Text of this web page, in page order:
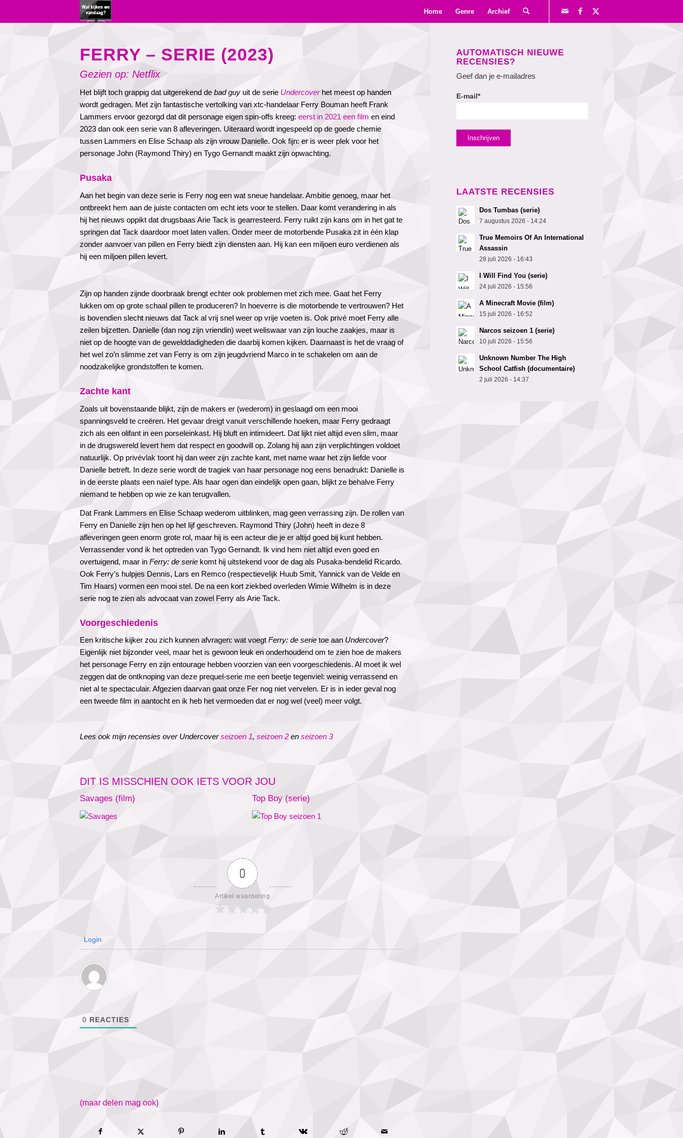
Home Genre Archief
FERRY – SERIE (2023)
Gezien op: Netflix
Het blijft toch grappig dat uitgerekend de bad guy uit de serie Undercoverhet meest op handen
wordt gedragen. Met zijn fantastische vertolking van xtc-handelaar Ferry Bouman heeft Frank
Lammers ervoor gezorgd dat dit personage eigen spin-offs kreeg: eerst in 2021 een film en eind
2023 dan ook een serie van 8 afleveringen. Uiteraard wordt ingespeeld op de goede chemie
tussen Lammers en Elise Schaap als zijn vrouw Danielle. Ook fijn: er is weer plek voor het
personage John (Raymond Thiry) en Tygo Gernandt maakt zijn opwachting.
Pusaka
Aan het begin van deze serie is Ferry nog een wat sneue handelaar. Ambitie genoeg, maar het
ontbreekt hem aan de juiste contacten om echt iets voor te stellen. Daar komt verandering in als
hij het nieuws oppikt dat drugsbaas Arie Tack is gearresteerd. Ferry ruikt zijn kans om in het gat te
springen dat Tack daardoor moet laten vallen. Onder meer de motorbende Pusaka zit in één klap
zonder aanvoer van pillen en Ferry biedt zijn diensten aan. Hij kan een miljoen euro verdienen als
hij een miljoen pillen levert.
Zijn op handen zijnde doorbraak brengt echter ook problemen met zich mee. Gaat het Ferry
lukken om op grote schaal pillen te produceren? In hoeverre is die motorbende te vertrouwen? Het
is bovendien slecht nieuws dat Tack al vrij snel weer op vrije voeten is. Ook privé moet Ferry alle
zeilen bijzetten. Danielle (dan nog zijn vriendin) weet weliswaar van zijn louche zaakjes, maar is
niet op de hoogte van de gewelddadigheden die daarbij komen kijken. Daarnaast is het de vraag of
het wel zo’n slimme zet van Ferry is om zijn jeugdvriend Marco in te schakelen om aan de
noodzakelijke grondstoffen te komen.
Zachte kant
Zoals uit bovenstaande blijkt, zijn de makers er (wederom) in geslaagd om een mooi
spanningsveld te creëren. Het gevaar dreigt vanuit verschillende hoeken, maar Ferry gedraagt
zich als een olifant in een porseleinkast. Hij bluft en intimideert. Dat lijkt niet altijd even slim, maar
in de drugswereld levert hem dat respect en goodwill op. Zolang hij aan zijn verplichtingen voldoet
natuurlijk. Op privévlak toont hij dan weer zijn zachte kant, met name waar het zijn liefde voor
Danielle betreft. In deze serie wordt de tragiek van haar personage nog eens benadrukt: Danielle is
in de eerste plaats een naïef type. Als haar ogen dan eindelijk open gaan, blijkt ze behalve Ferry
niemand te hebben op wie ze kan terugvallen.
Dat Frank Lammers en Elise Schaap wederom uitblinken, mag geen verrassing zijn. De rollen van
Ferry en Danielle zijn hen op het lijf geschreven. Raymond Thiry (John) heeft in deze 8
afleveringen geen enorm grote rol, maar hij is een acteur die je er altijd goed bij kunt hebben.
Verrassender vond ik het optreden van Tygo Gernandt. Ik vind hem niet altijd even goed en
overtuigend, maar in Ferry: de serie komt hij uitstekend voor de dag als Pusaka-bendelid Ricardo.
Ook Ferry’s hulpjes Dennis, Lars en Remco (respectievelijk Huub Smit, Yannick van de Velde en
Tim Haars) vormen een mooi stel. De na een kort ziekbed overleden Wimie Wilhelm is in deze
serie nog te zien als advocaat van zowel Ferry als Arie Tack.
Voorgeschiedenis
Een kritische kijker zou zich kunnen afvragen: wat voegt Ferry: de serie toe aan Undercover?
Eigenlijk niet bijzonder veel, maar het is gewoon leuk en onderhoudend om te zien hoe de makers
het personage Ferry en zijn entourage hebben voorzien van een voorgeschiedenis. Al moet ik wel
zeggen dat de ontknoping van deze prequel-serie me een beetje tegenviel: weinig verrassend en
niet al te spectaculair. Afgezien daarvan gaat onze Fer nog niet vervelen. Er is in ieder geval nog
een tweede film in aantocht en ik heb het vermoeden dat er nog wel (veel) meer volgt.
Lees ook mijn recensies over Undercoverseizoen 1, seizoen 2 en seizoen 3
DIT IS MISSCHIEN OOK IETS VOOR JOU
Savages (film) Top Boy (serie)
0
Artikel waardering
Login
0 REACTIES
(maar delen mag ook)
AUTOMATISCH NIEUWE
RECENSIES?
Geef dan je e-mailadres
E-mail*
LAATSTE RECENSIES
Dos Tumbas (serie)
7 augustus 2026 - 14:24
True Memoirs Of An International
Assassin
28 juli 2026 - 16:43
I Will Find You (serie)
24 juli 2026 - 15:56
A Minecraft Movie (film)
15 juli 2026 - 16:52
Narcos seizoen 1 (serie)
10 juli 2026 - 15:56
Unknown Number The High
School Catfish (documentaire)
2 juli 2026 - 14:37